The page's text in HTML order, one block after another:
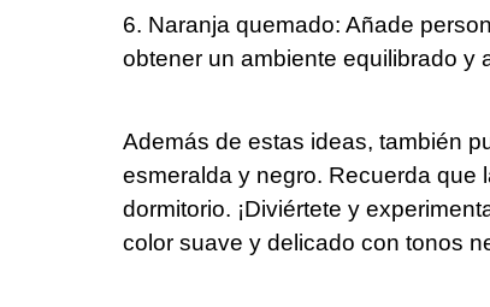
6. Naranja quemado: Añade
obtener un ambiente equilibrado y
Además de estas ideas, también
esmeralda y negro. Recuerda que
dormitorio. ¡Diviértete y
color suave y delicado con tonos